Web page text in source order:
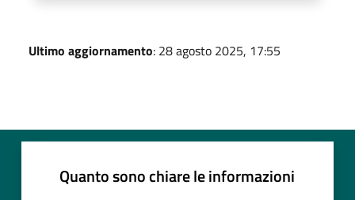
Ultimo aggiornamento: 28 agosto 2025, 17:55
Quanto sono chiare le informazioni